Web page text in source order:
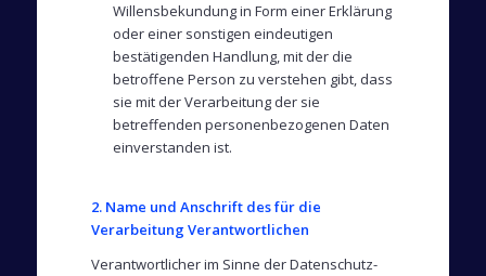
Willensbekundung in Form einer Erklärung
oder einer sonstigen eindeutigen
bestätigenden Handlung, mit der die
betroffene Person zu verstehen gibt, dass
sie mit der Verarbeitung der sie
betreffenden personenbezogenen Daten
einverstanden ist.
2. Name und Anschrift des für die
Verarbeitung Verantwortlichen
Verantwortlicher im Sinne der Datenschutz-